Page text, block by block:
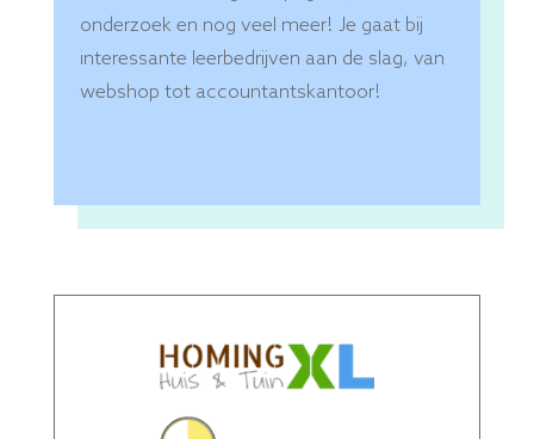
onderzoek en nog veel meer! Je gaat bij
interessante leerbedrijven aan de slag, van
webshop tot accountantskantoor!